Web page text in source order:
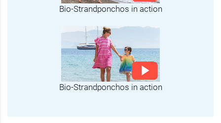
Bio-Strandponchos in action
Bio-Strandponchos in action